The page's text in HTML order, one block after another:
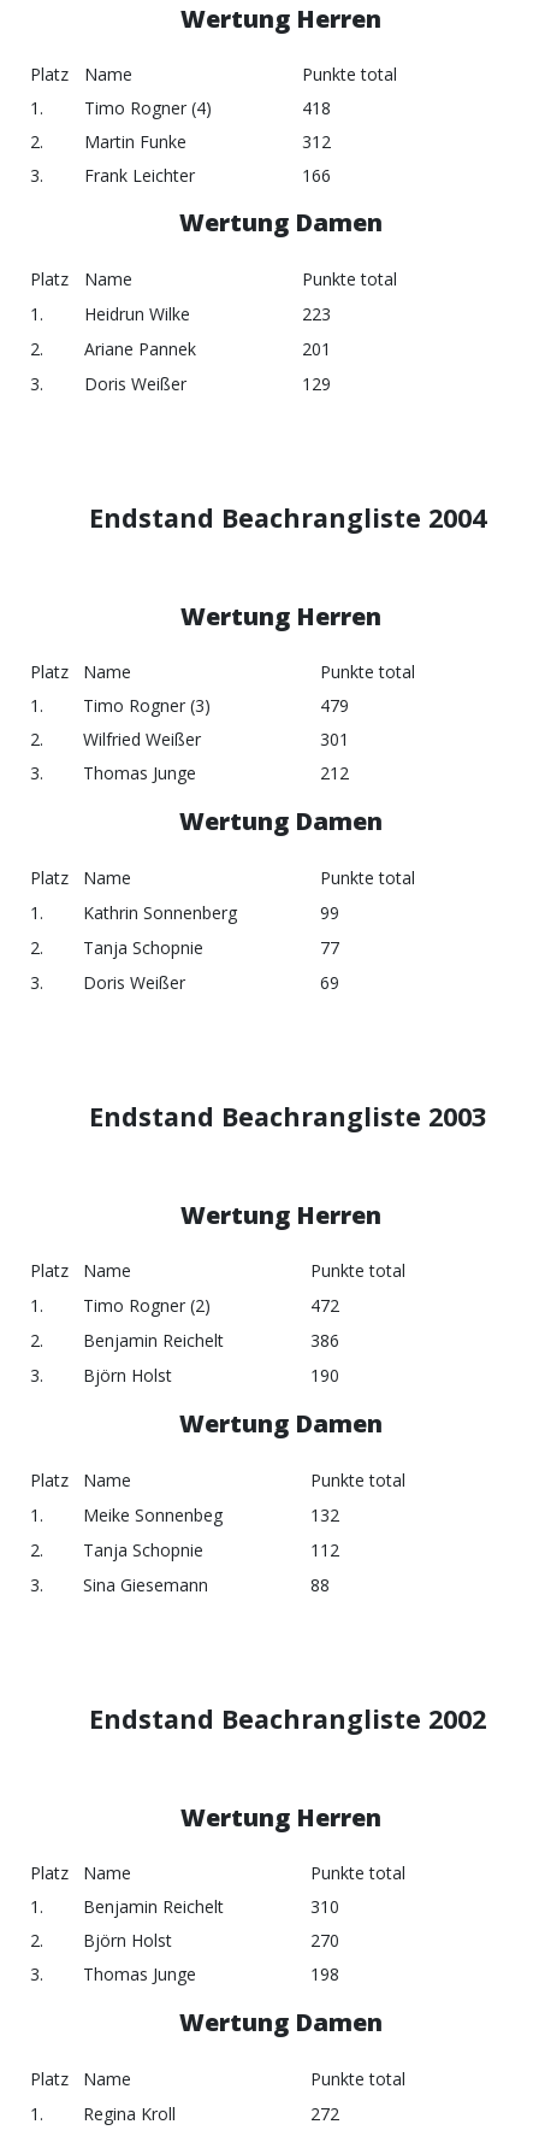
Wertung Herren
Platz Name
Punkte total
1.
Timo Rogner (4)
418
2.
Martin Funke
312
3.
Frank Leichter 166
Wertung Damen
Platz Name
Punkte total
1.
Heidrun Wilke
223
2.
Ariane Pannek
201
3.
Doris Weißer 129
Endstand Beachrangliste 2004
Wertung Herren
Platz Name
Punkte total
1.
Timo Rogner (3)
479
2.
Wilfried Weißer
301
3.
Thomas Junge 212
Wertung Damen
Platz Name
Punkte total
1.
Kathrin Sonnenberg
99
2.
Tanja Schopnie
77
3.
Doris Weißer 69
Endstand Beachrangliste 2003
Wertung Herren
Platz Name
Punkte total
1.
Timo Rogner (2)
472
2.
Benjamin Reichelt
386
3.
Björn Holst 190
Wertung Damen
Platz Name
Punkte total
1.
Meike Sonnenbeg
132
2.
Tanja Schopnie
112
3.
Sina Giesemann 88
Endstand Beachrangliste 2002
Wertung Herren
Platz Name
Punkte total
1.
Benjamin Reichelt
310
2.
Björn Holst
270
3.
Thomas Junge 198
Wertung Damen
Platz Name
Punkte total
1.
Regina Kroll
272